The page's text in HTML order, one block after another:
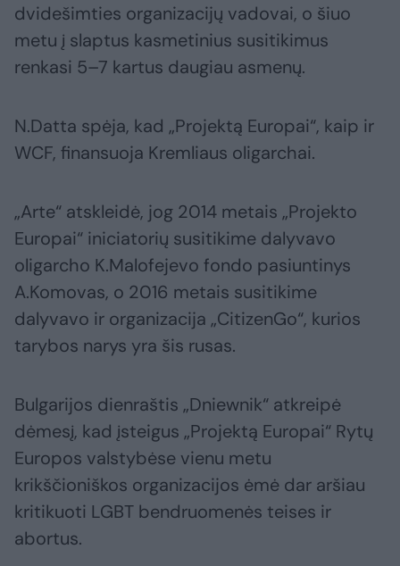
dvidešimties organizacijų vadovai, o šiuo
metu į slaptus kasmetinius susitikimus
renkasi 5–7 kartus daugiau asmenų.
N.Datta spėja, kad „Projektą Europai“, kaip ir
WCF, finansuoja Kremliaus oligarchai.
„Arte“ atskleidė, jog 2014 metais „Projekto
Europai“ iniciatorių susitikime dalyvavo
oligarcho K.Malofejevo fondo pasiuntinys
A.Komovas, o 2016 metais susitikime
dalyvavo ir organizacija „CitizenGo“, kurios
tarybos narys yra šis rusas.
Bulgarijos dienraštis „Dniewnik“ atkreipė
dėmesį, kad įsteigus „Projektą Europai“ Rytų
Europos valstybėse vienu metu
krikščioniškos organizacijos ėmė dar aršiau
kritikuoti LGBT bendruomenės teises ir
abortus.